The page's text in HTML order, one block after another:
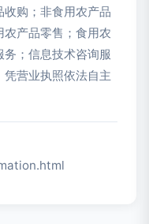
购；非食用农产品
产品零售；食用农
；信息技术咨询服
营业执照依法自主